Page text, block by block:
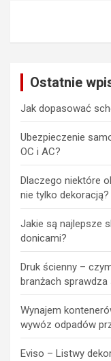
Ostatnie
Jak dopasować
Ubezpieczenie
OC i AC?
Dlaczego niektóre
nie tylko dekoracją?
Jakie są najlepsze
donicami?
Druk ścienny –
branżach sprawdza
Wynajem
wywóz odpadów
Eviso – Listwy